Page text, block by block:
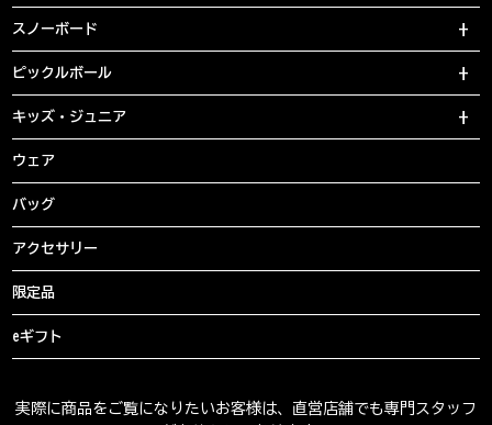
スノーボード
ピックルボール
キッズ・ジュニア
ウェア
バッグ
アクセサリー
限定品
eギフト
実際に商品をご覧になりたいお客様は、直営店舗でも専門スタッフ